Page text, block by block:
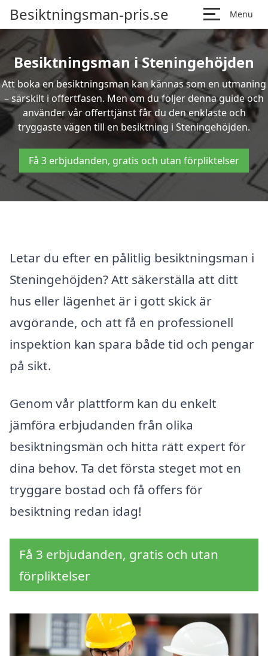
Besiktningsman-pris.se Menu
Besiktningsman i Steningehöjden
Att boka en besiktningsman kan kännas som en utmaning
– särskilt i offertfasen. Men om du följer denna guide och
använder vår offerttjänst får du den enklaste och
tryggaste vägen till en besiktning i Steningehöjden.
Få 3 erbjudanden, gratis och utan förpliktelser
Letar du efter en pålitlig besiktningsman i
Steningehöjden? Att säkerställa att ditt
hus eller lägenhet är i gott skick är
avgörande, och att få en professionell
inspektion kan spara både tid och pengar
på sikt.
Genom vår plattform kan du enkelt
jämföra erbjudanden från olika
besiktningsmän och hitta rätt expert för
dina behov. Ta det första steget mot en
tryggare bostad och få offers för
besiktning redan idag!
Få 3 erbjudanden, gratis och utan
förpliktelser